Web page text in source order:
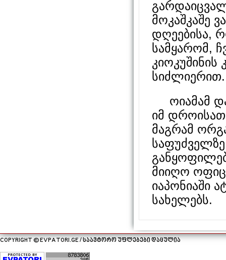
მოკაშკაშე
დღეებისა,
სამყარომ,
კიოკუშინის
სიძლიერით.
ოიამამ
იმ
მაგრამ
მიიღო
იაპონიაში
სახელებს.
COPYRIGHT © EVPATORI.GE / საავტორო უფლებები დაცულია